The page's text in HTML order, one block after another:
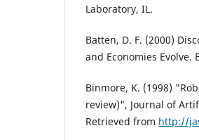
Laboratory, IL.
Batten, D. F. (2000)
and Economies Evolve.
Binmore, K. (1998)
review)", Journal of
Retrieved from http://